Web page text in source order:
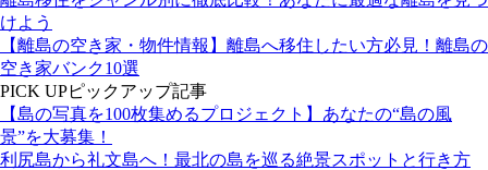
けよう
【離島の空き家・物件情報】離島へ移住したい方必見！離島の
空き家バンク10選
PICK UPピックアップ記事
【島の写真を100枚集めるプロジェクト】あなたの“島の風
景”を大募集！
利尻島から礼文島へ！最北の島を巡る絶景スポットと行き方